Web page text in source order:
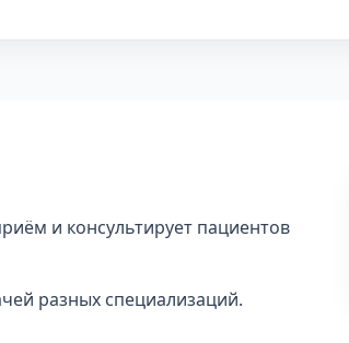
и консультирует пациентов
разных специализаций.